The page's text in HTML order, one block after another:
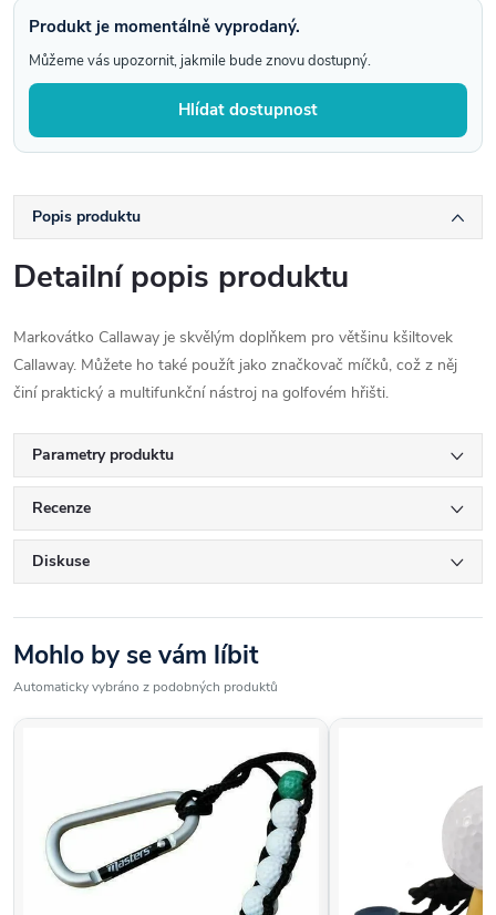
Produkt je momentálně vyprodaný.
Můžeme vás upozornit, jakmile bude znovu dostupný.
Hlídat dostupnost
Popis produktu
Detailní popis produktu
Markovátko Callaway je skvělým doplňkem pro většinu kšiltovek
Callaway. Můžete ho také použít jako značkovač míčků, což z něj
činí praktický a multifunkční nástroj na golfovém hřišti.
Parametry produktu
Recenze
Diskuse
Mohlo by se vám líbit
Automaticky vybráno z podobných produktů